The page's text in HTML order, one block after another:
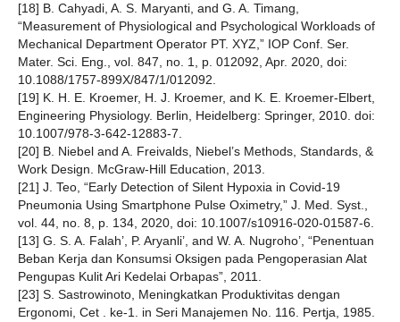
[18] B. Cahyadi, A. S. Maryanti, and G. A. Timang,
“Measurement of Physiological and Psychological Workloads of
Mechanical Department Operator PT. XYZ,” IOP Conf. Ser.
Mater. Sci. Eng., vol. 847, no. 1, p. 012092, Apr. 2020, doi:
10.1088/1757-899X/847/1/012092.
[19] K. H. E. Kroemer, H. J. Kroemer, and K. E. Kroemer-Elbert,
Engineering Physiology. Berlin, Heidelberg: Springer, 2010. doi:
10.1007/978-3-642-12883-7.
[20] B. Niebel and A. Freivalds, Niebel’s Methods, Standards, &
Work Design. McGraw-Hill Education, 2013.
[21] J. Teo, “Early Detection of Silent Hypoxia in Covid-19
Pneumonia Using Smartphone Pulse Oximetry,” J. Med. Syst.,
vol. 44, no. 8, p. 134, 2020, doi: 10.1007/s10916-020-01587-6.
[13] G. S. A. Falah’, P. Aryanli’, and W. A. Nugroho’, “Penentuan
Beban Kerja dan Konsumsi Oksigen pada Pengoperasian Alat
Pengupas Kulit Ari Kedelai Orbapas”, 2011.
[23] S. Sastrowinoto, Meningkatkan Produktivitas dengan
Ergonomi, Cet . ke-1. in Seri Manajemen No. 116. Pertja, 1985.